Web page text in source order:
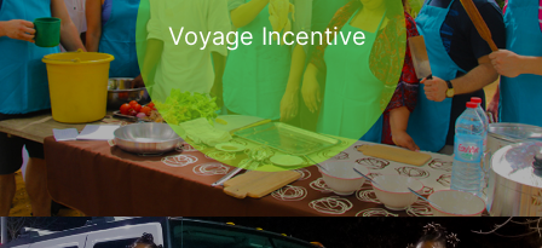
Voyage Incentive